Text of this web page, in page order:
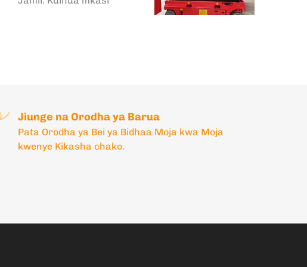
Jiunge na Orodha ya Barua
Pata Orodha ya Bei ya Bidhaa Moja kwa Moja
kwenye Kikasha chako.